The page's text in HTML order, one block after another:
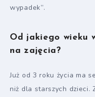
wypadek”.
Od jakiego wieku
na zajęcia?
Już od 3 roku życia ma
niż dla starszych dzieci.